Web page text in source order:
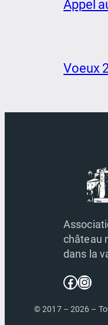
Appel
Voeux
château
dans la
Facebook Instagram
© 2017 – 2026 –